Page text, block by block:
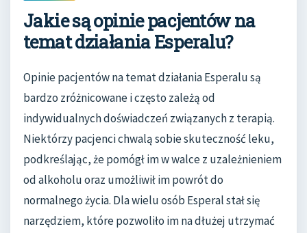
Jakie są opinie pacjentów na
temat działania Esperalu?
Opinie pacjentów na temat działania Esperalu są
bardzo zróżnicowane i często zależą od
indywidualnych doświadczeń związanych z terapią.
Niektórzy pacjenci chwalą sobie skuteczność leku,
podkreślając, że pomógł im w walce z uzależnieniem
od alkoholu oraz umożliwił im powrót do
normalnego życia. Dla wielu osób Esperal stał się
narzędziem, które pozwoliło im na dłużej utrzymać